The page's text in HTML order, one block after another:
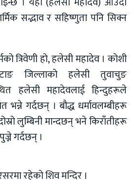
सद्भाव र सहिष्णुता पनि सिक्न
त्रिवेणी हो, हलेसी महादेव । कोशी
जिल्लाको हलेसी तुवाचुङ
हलेसी महादेवलाई हिन्दुहरूले
भन्ने गर्दछन् । बौद्ध धर्मावलम्बीहरू
लुम्बिनी मान्दछन् भने किराँतीहरू
गर्दछन् ।
रहेकाे शिव मन्दिर ।